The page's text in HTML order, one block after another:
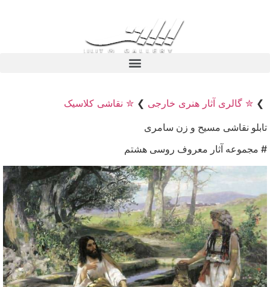
❯ ✮ گالری آثار هنری خارجی ❯ ✮ نقاشی کلاسیک
تابلو نقاشی مسیح و زن سامری
# مجموعه آثار معروف روسی هشتم